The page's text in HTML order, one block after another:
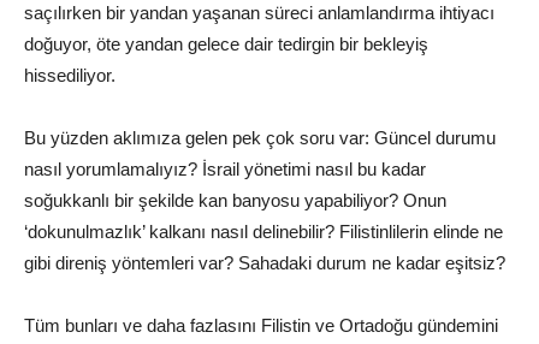
saçılırken bir yandan yaşanan süreci anlamlandırma ihtiyacı
doğuyor, öte yandan gelece dair tedirgin bir bekleyiş
hissediliyor.
Bu yüzden aklımıza gelen pek çok soru var: Güncel durumu
nasıl yorumlamalıyız? İsrail yönetimi nasıl bu kadar
soğukkanlı bir şekilde kan banyosu yapabiliyor? Onun
‘dokunulmazlık’ kalkanı nasıl delinebilir? Filistinlilerin elinde ne
gibi direniş yöntemleri var? Sahadaki durum ne kadar eşitsiz?
Tüm bunları ve daha fazlasını Filistin ve Ortadoğu gündemini